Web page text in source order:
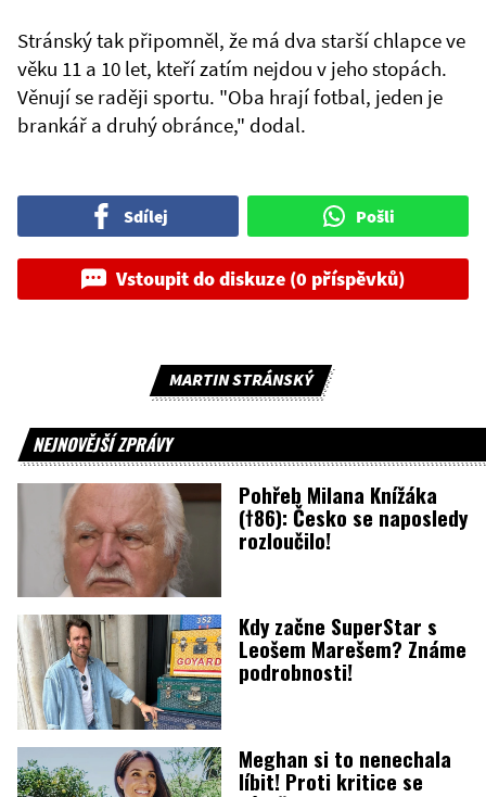
Stránský tak připomněl, že má dva starší chlapce ve
věku 11 a 10 let, kteří zatím nejdou v jeho stopách.
Věnují se raději sportu. "Oba hrají fotbal, jeden je
brankář a druhý obránce," dodal.
Sdílej Pošli
Vstoupit do diskuze (0 příspěvků)
MARTIN STRÁNSKÝ
NEJNOVĚJŠÍ ZPRÁVY
Pohřeb Milana Knížáka
(†86): Česko se naposledy
rozloučilo!
Kdy začne SuperStar s
Leošem Marešem? Známe
podrobnosti!
Meghan si to nenechala
líbit! Proti kritice se